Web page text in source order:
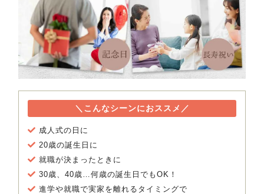
＼こんなシーンにおススメ／
成人式の日に
20歳の誕生日に
就職が決まったときに
30歳、40歳…何歳の誕生日でもOK！
進学や就職で実家を離れるタイミングで